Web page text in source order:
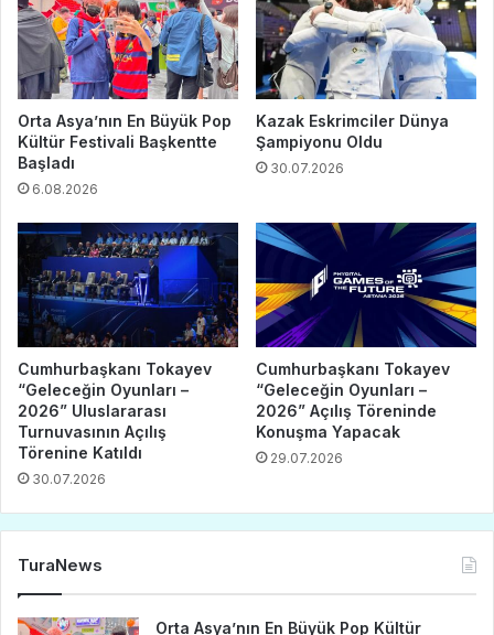
Orta Asya’nın En Büyük Pop
Kültür Festivali Başkentte
Başladı
6.08.2026
Kazak Eskrimciler Dünya
Şampiyonu Oldu
30.07.2026
Cumhurbaşkanı Tokayev
“Geleceğin Oyunları –
2026” Uluslararası
Turnuvasının Açılış
Törenine Katıldı
30.07.2026
Cumhurbaşkanı Tokayev
“Geleceğin Oyunları –
2026” Açılış Töreninde
Konuşma Yapacak
29.07.2026
TuraNews
Orta Asya’nın En Büyük Pop Kültür